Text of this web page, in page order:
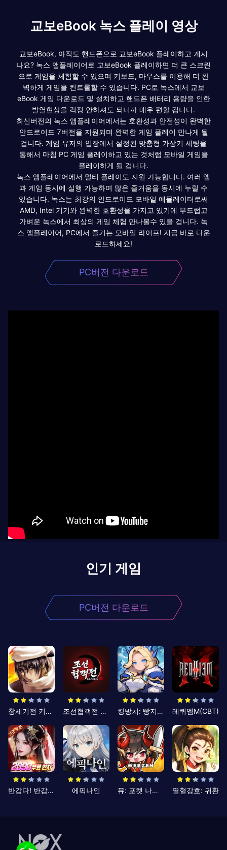
교보eBook 녹스 플레이 영상
교보eBook, 아직도 핸드폰으로 교보eBook 플레이하고 계시
나요? 녹스 앱플레이어로 교보eBook 플레이하면 더 큰 스크린
으로 게임을 체험할 수 있으며 키보드, 마우스를 이용해 더 완
벽하게 게임을 컨트롤할 수 있습니다. PC로 녹스에서 교보
eBook 게임 다운로드 및 설치하고 핸드폰 배터리 용량을 인한
발열현상을 걱정 안하셔도 되니까 매우 편할 겁니다.
최신버전의 녹스 앱플레이어에서는 호환성과 안전성이 완벽한
안드로이드 7버전을 지원되며 완벽한 게임 플레이 만나게 될
겁니다. 게임 유저의 입장에서 설정된 맞춤형 가상키 세팅을
통해서 마침 PC 게임 플레이하고 있는 것처럼 모바일 게임을
플레이하게 될 겁니다.
녹스 앱플레이어에서 멀티 플레이도 지원 가능합니다. 여러 앱
과 게임 동시에 실행 가능하며 많은 즐거움을 동시에 누릴 수
있습니다. 녹스는 최강의 안드로이드 모바일 에뮬레이터로써
AMD, Intel 기기와 완벽한 호환성을 가지고 있기에 부드럽고
가벼운 녹스에서 최상의 게임 체험 만나볼수 있을 겁니다. 녹
스 앱플레이어, PC에서 즐기는 모바일 라이프! 지금 바로 다운
로드하세요!
PC버전 다운로드
인기 게임
PC버전 다운로드
창세기전 키우기 조선협객전 클래식 킹방치: 빵지의 제왕 레퀴엠M(CBT)
반갑다! 반갑삼국지 에픽나인 뮤: 포켓 나이츠 열혈강호: 귀환